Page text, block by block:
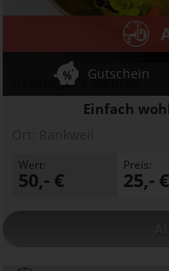
Herburger's Mohren
Einfach
Gutschein
Wert:
50,- €
Preis:
25,- €